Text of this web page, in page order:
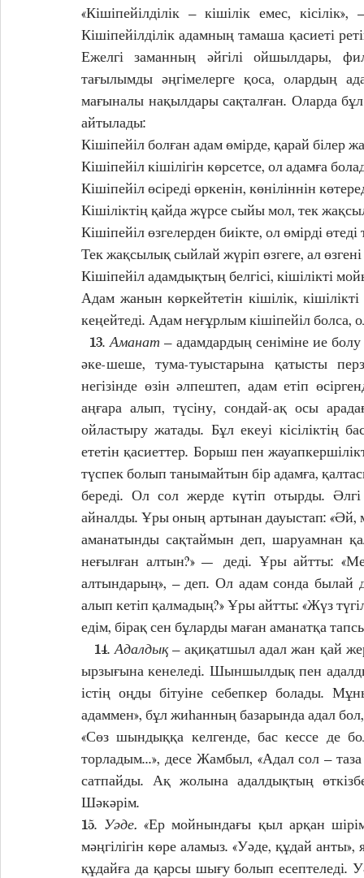
«Кішіпейілділік – кішілік емес,
Кішіпейілділік адамның тамаша қасиеті
Ежелгі заманның әйгілі ойшылдары,
тағылымды әңгімелерге қоса, олардың
мағыналы нақылдары сақталған. Оларда
айтылады:
Кішіпейіл болған адам өмірде, қарай білер
Кішіпейіл кішілігін көрсетсе, ол адамға
Кішіпейіл өсіреді өркенін, көніліннін
Кішіліктің қайда жүрсе сыйы мол, тек
Кішіпейіл өзгелерден биікте, ол өмірді
Тек жақсылық сыйлай жүріп өзгеге, ал
Кішіпейіл адамдықтың белгісі, кішілікті
Адам жанын көркейтетін кішілік,
  13.
Аманат – адамдардың сеніміне ие
әке-шеше, тума-туыстарына қатысты
негізінде өзін әлпештеп, адам етіп
аңғара алып, түсіну, сондай-ақ осы
ойластыру жатады. Бұл екеуі кісіліктің
ететін қасиеттер. Борыш пен
түспек болып танымайтын бір адамға,
береді. Ол сол жерде күтіп отырды.
айналды. Ұры оның артынан дауыстап: «Әй,
аманатынды сақтаймын деп, шаруамнан
неғылған алтын?» — деді. Ұры айтты:
алтындарың», – деп. Ол адам сонда былай
алып кетіп қалмадың?» Ұры айтты: «Жүз
едім, бірақ сен бұларды маған аманатқа
   14.
Адалдық – ақиқатшыл адал жан қай
ырзығына кенеледі. Шыншылдық пен
істің оңды бітуіне себепкер болады.
адаммен», бұл жиһанның базарында адал бол,
«Сөз шындыққа келгенде, бас кессе де
торладым...», десе Жамбыл, «Адал сол –
сатпайды. Ақ жолына адалдықтың
Шәкәрім.
15. Уәде. «Ер мойнындағы қыл арқан
мәңгілігін көре аламыз. «Уәде, құдай анты»,
құдайға да қарсы шығу болып есептеледі.